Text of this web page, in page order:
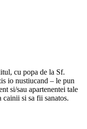
cu popa de la Sf.
io nustiucand – le pun
si/sau apartenentei tale
si sa fii sanatos.